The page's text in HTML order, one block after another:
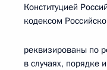
Конституцией
кодексом
реквизированы по
в случаях, порядке